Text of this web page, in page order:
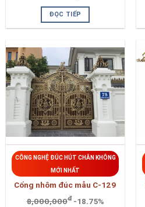
ĐỌC TIẾP
CÔNG NGHỆ ĐÚC HÚT CHÂN KHÔNG
MỚI NHẤT
Cổng nhôm đúc mẫu C-129
8,000,000đ -18.75%